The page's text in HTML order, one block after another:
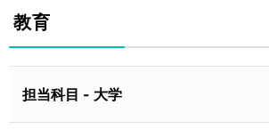
教育
担当科目 - 大学